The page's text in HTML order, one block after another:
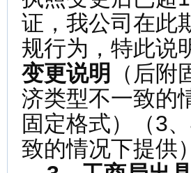
证，我公司在此
规行为，特此说
变更说明
（后
济类型不一致的
固定格式）（3
致的情况下提供